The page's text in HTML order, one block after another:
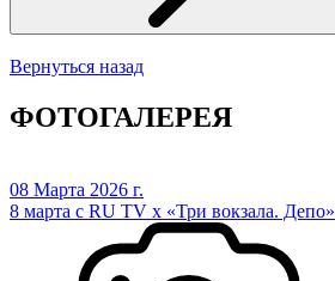
Вернуться назад
ФОТОГАЛЕРЕЯ
08 Марта 2026 г.
8 марта с RU TV х «Три вокзала. Депо»